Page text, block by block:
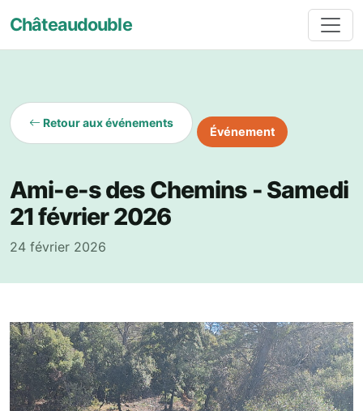
Châteaudouble
Retour aux événements
Événement
Ami-e-s des Chemins - Samedi
21 février 2026
24 février 2026